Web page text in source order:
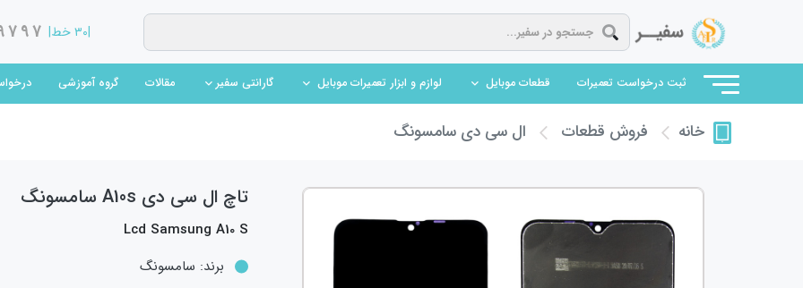
|۳۰ خط|
ثبت درخواست تعمیرات قطعات موبایل (current) لوازم و ابزار تعمیرات موبایل (current) گارانتی سفیر(current) مقالات گروه آموزشی
خانه فروش قطعات ال سی دی سامسونگ
تاچ ال سی دی A10s سامسونگ
Lcd Samsung A10 S
برند: سامسونگ